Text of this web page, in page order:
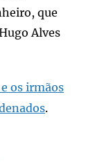
que
Alves
os irmãos
.